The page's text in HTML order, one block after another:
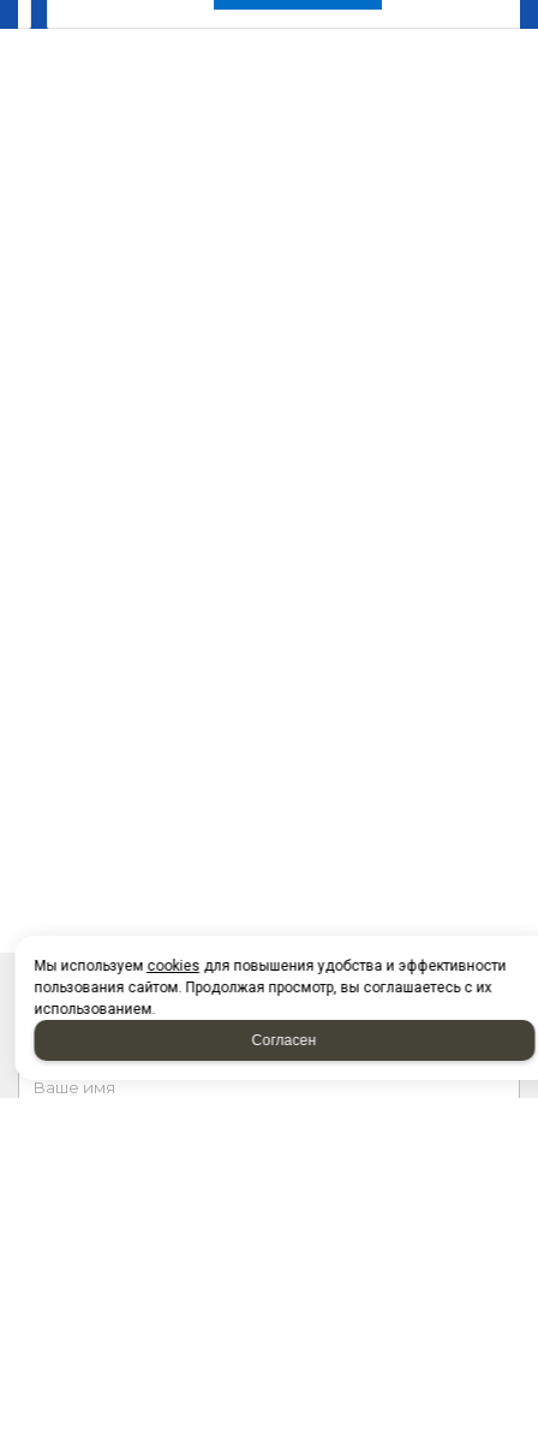
НАПИСАТЬ НАМ
Мы используем cookies для повышения удобства и эффективности
пользования сайтом. Продолжая просмотр, вы соглашаетесь с их
использованием.
Согласен